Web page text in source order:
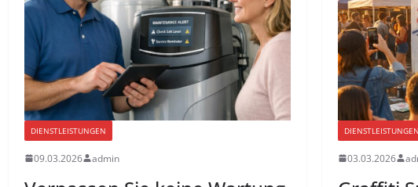
DIENSTLEISTUNGEN
09.03.2026 admin
DIENSTLEISTUNGEN
03.03.2026